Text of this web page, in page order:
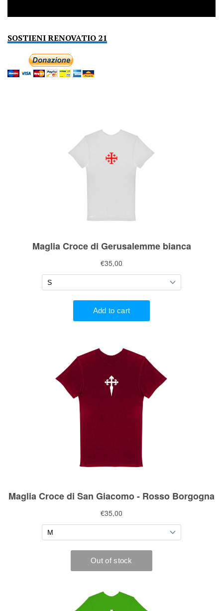
SOSTIENI RENOVATIO 21